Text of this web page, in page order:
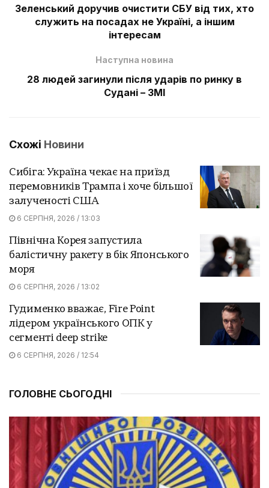
Зеленський доручив очистити СБУ від тих, хто
служить на посадах не Україні, а іншим
інтересам
Наступна новина
28 людей загинули після ударів по ринку в
Судані – ЗМІ
Схожі Новини
Сибіга: Україна чекає на приїзд
перемовників Трампа і хоче більшої
залученості США
6 СЕРПНЯ, 2026 / 13:03
Північна Корея запустила
балістичну ракету в бік Японського
моря
6 СЕРПНЯ, 2026 / 13:02
Гудименко вважає, Fire Point
лідером українського ОПК у
сегменті deep strike
6 СЕРПНЯ, 2026 / 12:54
ГОЛОВНЕ СЬОГОДНІ